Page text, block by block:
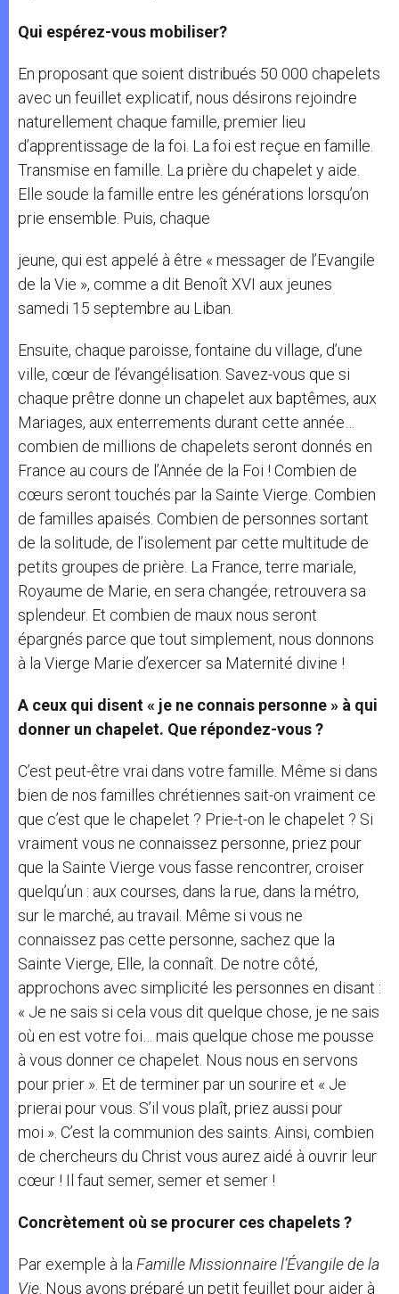
Qui espérez-vous mobiliser?
En proposant que soient distribués 50 000 chapelets
avec un feuillet explicatif, nous désirons rejoindre
naturellement chaque famille, premier lieu
d’apprentissage de la foi. La foi est reçue en famille.
Transmise en famille. La prière du chapelet y aide.
Elle soude la famille entre les générations lorsqu’on
prie ensemble. Puis, chaque
jeune, qui est appelé à être « messager de l’Evangile
de la Vie », comme a dit Benoît XVI aux jeunes
samedi 15 septembre au Liban.
Ensuite, chaque paroisse, fontaine du village, d’une
ville, cœur de l’évangélisation. Savez-vous que si
chaque prêtre donne un chapelet aux baptêmes, aux
Mariages, aux enterrements durant cette année…
combien de millions de chapelets seront donnés en
France au cours de l’Année de la Foi ! Combien de
cœurs seront touchés par la Sainte Vierge. Combien
de familles apaisés. Combien de personnes sortant
de la solitude, de l’isolement par cette multitude de
petits groupes de prière. La France, terre mariale,
Royaume de Marie, en sera changée, retrouvera sa
splendeur. Et combien de maux nous seront
épargnés parce que tout simplement, nous donnons
à la Vierge Marie d’exercer sa Maternité divine !
A ceux qui disent « je ne connais personne » à qui
donner un chapelet. Que répondez-vous ?
C’est peut-être vrai dans votre famille. Même si dans
bien de nos familles chrétiennes sait-on vraiment ce
que c’est que le chapelet ? Prie-t-on le chapelet ? Si
vraiment vous ne connaissez personne, priez pour
que la Sainte Vierge vous fasse rencontrer, croiser
quelqu’un : aux courses, dans la rue, dans la métro,
sur le marché, au travail. Même si vous ne
connaissez pas cette personne, sachez que la
Sainte Vierge, Elle, la connaît. De notre côté,
approchons avec simplicité les personnes en disant :
« Je ne sais si cela vous dit quelque chose, je ne sais
où en est votre foi… mais quelque chose me pousse
à vous donner ce chapelet. Nous nous en servons
pour prier ». Et de terminer par un sourire et « Je
prierai pour vous. S’il vous plaît, priez aussi pour
moi ». C’est la communion des saints. Ainsi, combien
de chercheurs du Christ vous aurez aidé à ouvrir leur
cœur ! Il faut semer, semer et semer !
Concrètement où se procurer ces chapelets ?
Par exemple à la Famille Missionnaire l’Évangile de la
Vie . Nous avons préparé un petit feuillet pour aider à